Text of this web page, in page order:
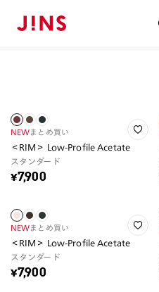
NEWまとめ買い
＜RIM＞ Low-Profile Acetate
スタンダード
¥7,900
NEWまとめ買い
＜RIM＞ Low-Profile Acetate
スタンダード
¥7,900